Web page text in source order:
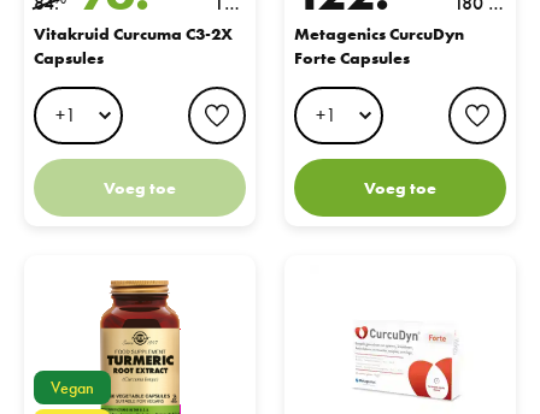
VC
Vitakruid Curcuma C3-2X
Capsules
favorite button
Voeg toe
P
Metagenics CurcuDyn
Forte Capsules
Voeg toe
Vegan